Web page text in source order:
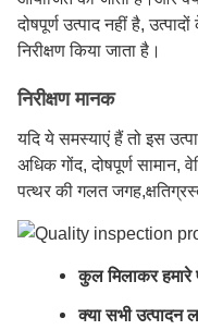
दोषपूर्ण उत्पाद नहीं है,
निरीक्षण किया जाता है।
निरीक्षण मानक
यदि ये समस्याएं हैं तो इस
अधिक गोंद, दोषपूर्ण सामान,
पत्थर की गलत
कुल मिलाकर हमारे
क्या सभी उत्पादन